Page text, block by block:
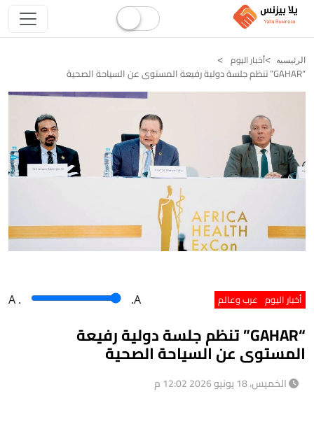
الرئيسيه أخبار اليوم
“GAHAR” تنظم جلسة دولية رفيعة المستوى عن السياحة الصحية
أخبار اليوم عرب وعالم A . .A
“GAHAR” تنظم جلسة دولية رفيعة
المستوى عن السياحة الصحية
الخميس، 18 يونيو 2026 12:02 م